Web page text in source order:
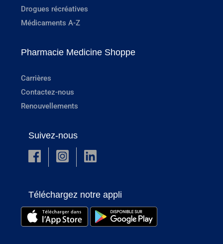
Drogues récréatives
Médicaments A-Z
Pharmacie Medicine Shoppe
Carrières
Contactez-nous
Renouvellements
Suivez-nous
Téléchargez notre appli